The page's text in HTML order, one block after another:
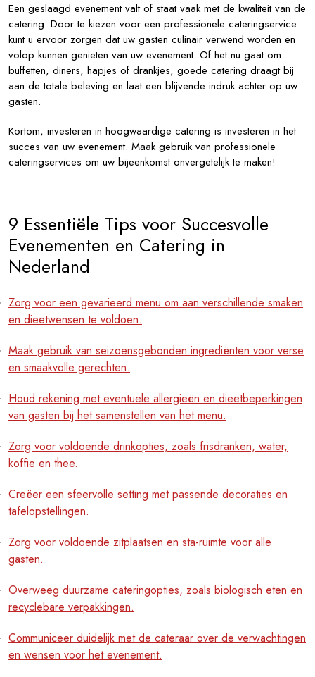
Een geslaagd evenement valt of staat vaak met de kwaliteit van de
catering. Door te kiezen voor een professionele cateringservice
kunt u ervoor zorgen dat uw gasten culinair verwend worden en
volop kunnen genieten van uw evenement. Of het nu gaat om
buffetten, diners, hapjes of drankjes, goede catering draagt bij
aan de totale beleving en laat een blijvende indruk achter op uw
gasten.
Kortom, investeren in hoogwaardige catering is investeren in het
succes van uw evenement. Maak gebruik van professionele
cateringservices om uw bijeenkomst onvergetelijk te maken!
9 Essentiële Tips voor Succesvolle
Evenementen en Catering in
Nederland
Zorg voor een gevarieerd menu om aan verschillende smaken
en dieetwensen te voldoen.
Maak gebruik van seizoensgebonden ingrediënten voor verse
en smaakvolle gerechten.
Houd rekening met eventuele allergieën en dieetbeperkingen
van gasten bij het samenstellen van het menu.
Zorg voor voldoende drinkopties, zoals frisdranken, water,
koffie en thee.
Creëer een sfeervolle setting met passende decoraties en
tafelopstellingen.
Zorg voor voldoende zitplaatsen en sta-ruimte voor alle
gasten.
Overweeg duurzame cateringopties, zoals biologisch eten en
recyclebare verpakkingen.
Communiceer duidelijk met de cateraar over de verwachtingen
en wensen voor het evenement.